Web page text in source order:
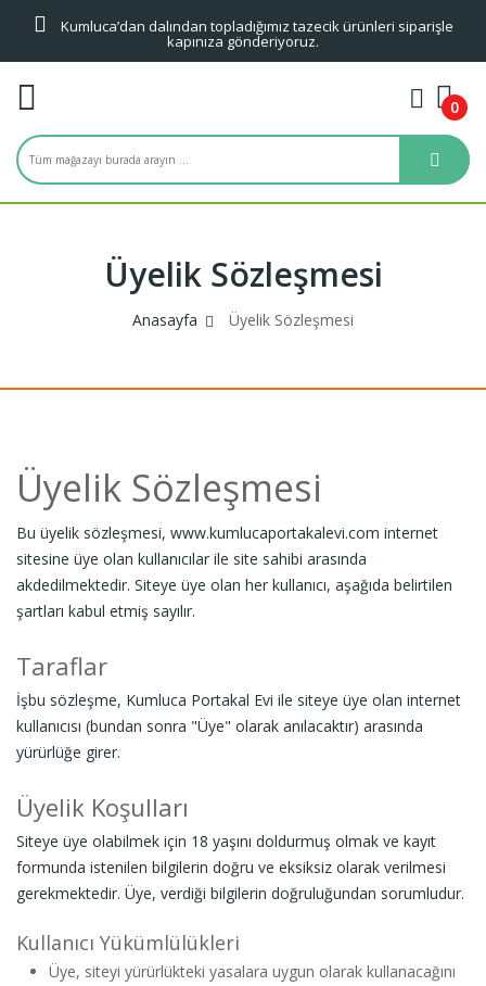
Kumluca’dan dalından topladığımız tazecik ürünleri siparişle
kapınıza gönderiyoruz.
0
Üyelik Sözleşmesi
Anasayfa Üyelik Sözleşmesi
Üyelik Sözleşmesi
Bu üyelik sözleşmesi, www.kumlucaportakalevi.com internet
sitesine üye olan kullanıcılar ile site sahibi arasında
akdedilmektedir. Siteye üye olan her kullanıcı, aşağıda belirtilen
şartları kabul etmiş sayılır.
Taraflar
İşbu sözleşme, Kumluca Portakal Evi ile siteye üye olan internet
kullanıcısı (bundan sonra "Üye" olarak anılacaktır) arasında
yürürlüğe girer.
Üyelik Koşulları
Siteye üye olabilmek için 18 yaşını doldurmuş olmak ve kayıt
formunda istenilen bilgilerin doğru ve eksiksiz olarak verilmesi
gerekmektedir. Üye, verdiği bilgilerin doğruluğundan sorumludur.
Kullanıcı Yükümlülükleri
Üye, siteyi yürürlükteki yasalara uygun olarak kullanacağını